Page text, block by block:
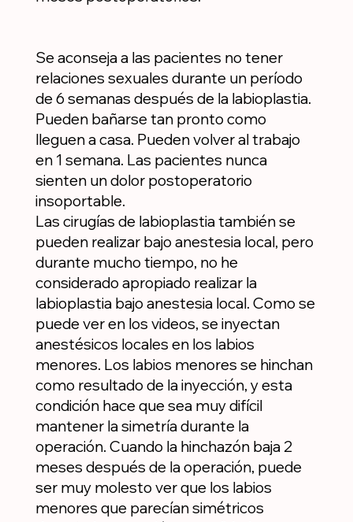
Se aconseja a las pacientes no tener
relaciones sexuales durante un período
de 6 semanas después de la labioplastia.
Pueden bañarse tan pronto como
lleguen a casa. Pueden volver al trabajo
en 1 semana. Las pacientes nunca
sienten un dolor postoperatorio
insoportable.
Las cirugías de labioplastia también se
pueden realizar bajo anestesia local, pero
durante mucho tiempo, no he
considerado apropiado realizar la
labioplastia bajo anestesia local. Como se
puede ver en los videos, se inyectan
anestésicos locales en los labios
menores. Los labios menores se hinchan
como resultado de la inyección, y esta
condición hace que sea muy difícil
mantener la simetría durante la
operación. Cuando la hinchazón baja 2
meses después de la operación, puede
ser muy molesto ver que los labios
menores que parecían simétricos